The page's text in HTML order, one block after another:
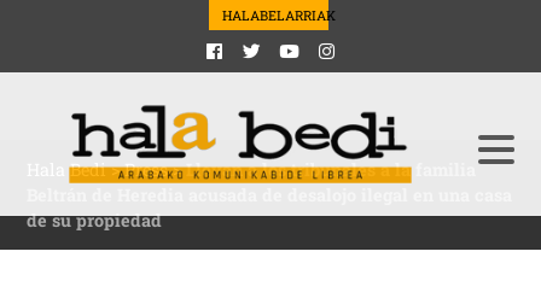
HALABELARRIAK
Hala Bedi>Press>Llevan a los tribunales a la familia
de su propiedad